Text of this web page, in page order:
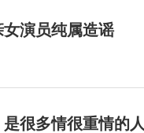
演员纯属造谣
很多情很重情的人